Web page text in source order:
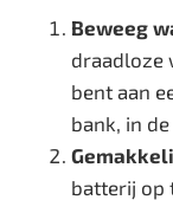
Beweeg
draadloze
bent aan
bank, in
batterij op